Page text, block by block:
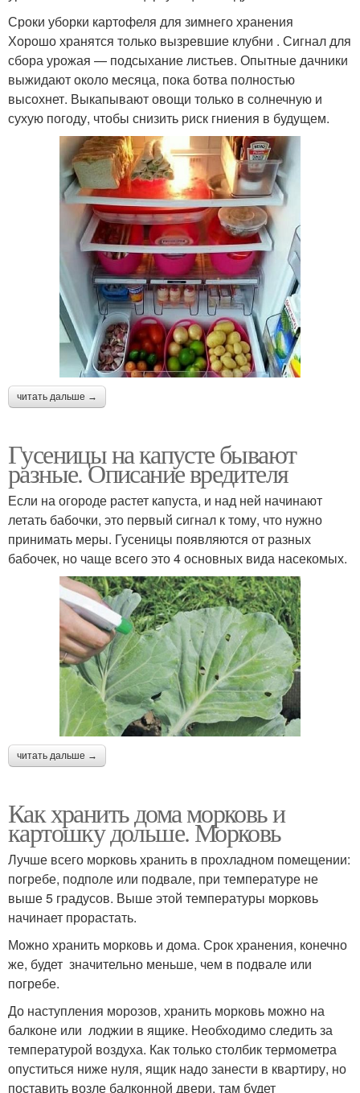
Сроки уборки картофеля для зимнего хранения
Хорошо хранятся только вызревшие клубни . Сигнал для
сбора урожая — подсыхание листьев. Опытные дачники
выжидают около месяца, пока ботва полностью
высохнет. Выкапывают овощи только в солнечную и
сухую погоду, чтобы снизить риск гниения в будущем.
читать дальше →
Гусеницы на капусте бывают
разные. Описание вредителя
Если на огороде растет капуста, и над ней начинают
летать бабочки, это первый сигнал к тому, что нужно
принимать меры. Гусеницы появляются от разных
бабочек, но чаще всего это 4 основных вида насекомых.
читать дальше →
Как хранить дома морковь и
картошку дольше. Морковь
Лучше всего морковь хранить в прохладном помещении:
погребе, подполе или подвале, при температуре не
выше 5 градусов. Выше этой температуры морковь
начинает прорастать.
Можно хранить морковь и дома. Срок хранения, конечно
же, будет значительно меньше, чем в подвале или
погребе.
До наступления морозов, хранить морковь можно на
балконе или лоджии в ящике. Необходимо следить за
температурой воздуха. Как только столбик термометра
опуститься ниже нуля, ящик надо занести в квартиру, но
поставить возле балконной двери, там будет